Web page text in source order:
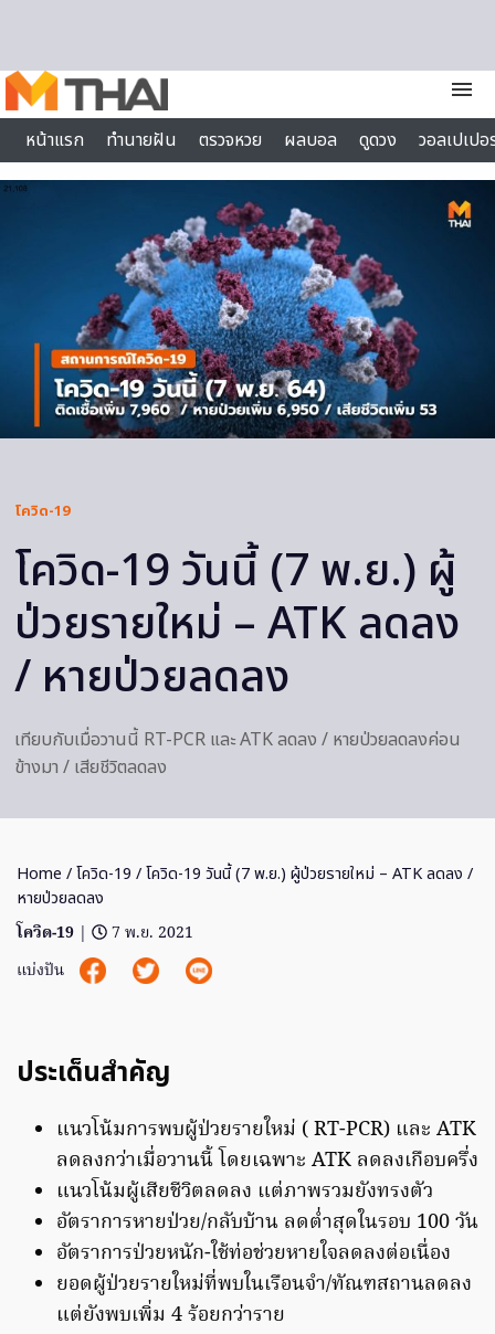
menu
หน้าแรก
ทำนายฝัน ตรวจหวย ผลบอล ดูดวง
วอลเปเป
ไลฟ์สไตล์
โควิด-19
โควิด-19 วันนี้ (7 พ.ย.) ผู้
ป่วยรายใหม่ – ATK ลดลง
/ หายป่วยลดลง
เทียบกับเมื่อวานนี้ RT-PCR และ ATK ลดลง / หายป่วยลดลงค่อน
ข้างมา / เสียชีวิตลดลง
Home /โควิด-19 / โควิด-19 วันนี้ (7 พ.ย.) ผู้ป่วยรายใหม่ – ATK ลดลง /
หายป่วยลดลง
โควิด-19 |
7 พ.ย. 2021
แบ่งปัน
ประเด็นสำคัญ
แนวโน้มการพบผู้ป่วยรายใหม่ ( RT-PCR) และ ATK
ลดลงกว่าเมื่อวานนี้ โดยเฉพาะ ATK ลดลงเกือบครึ่ง
แนวโน้มผู้เสียชีวิตลดลง แต่ภาพรวมยังทรงตัว
อัตราการหายป่วย/กลับบ้าน ลดต่ำสุดในรอบ 100 วัน
อัตราการป่วยหนัก-ใช้ท่อช่วยหายใจลดลงต่อเนื่อง
ยอดผู้ป่วยรายใหม่ที่พบในเรือนจำ/ทัณฑสถานลดลง
แต่ยังพบเพิ่ม 4 ร้อยกว่าราย